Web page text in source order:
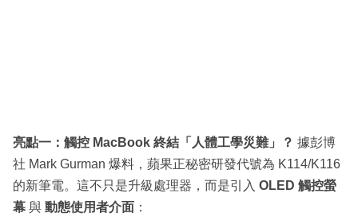
亮點一：觸控 MacBook 終結「人體工學災難」？ 據彭博
社 Mark Gurman 爆料，蘋果正秘密研發代號為 K114/K116
的新筆電。這不只是升級處理器，而是引入 OLED 觸控螢
幕 與 動態使用者介面 ：